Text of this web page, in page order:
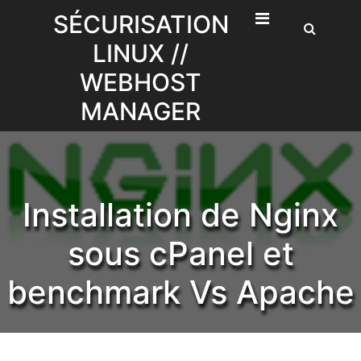
SÉCURISATION
LINUX //
WEBHOST
MANAGER
Installation de Nginx
sous cPanel et
benchmark Vs Apache